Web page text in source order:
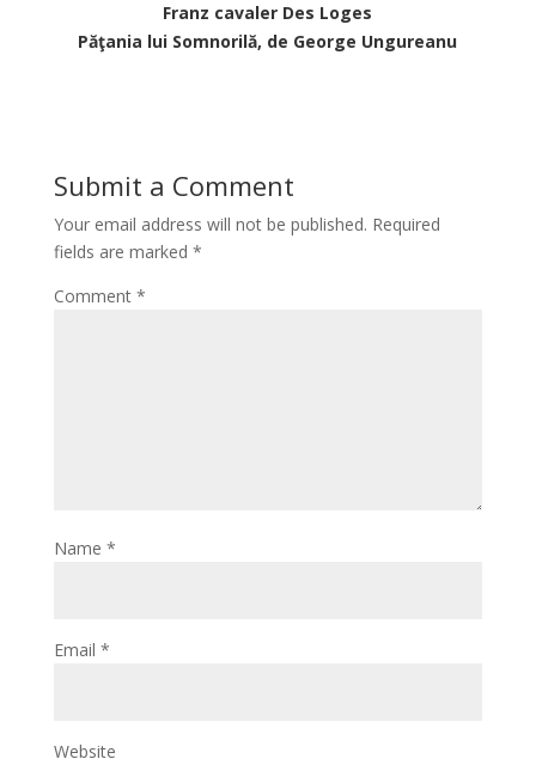
Franz cavaler Des Loges
Păţania lui Somnorilă, de George Ungureanu
Submit a Comment
Your email address will not be published. Required
fields are marked *
Comment *
Name *
Email *
Website